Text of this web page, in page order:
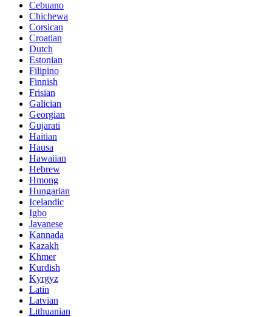
Cebuano
Chichewa
Corsican
Croatian
Dutch
Estonian
Filipino
Finnish
Frisian
Galician
Georgian
Gujarati
Haitian
Hausa
Hawaiian
Hebrew
Hmong
Hungarian
Icelandic
Igbo
Javanese
Kannada
Kazakh
Khmer
Kurdish
Kyrgyz
Latin
Latvian
Lithuanian